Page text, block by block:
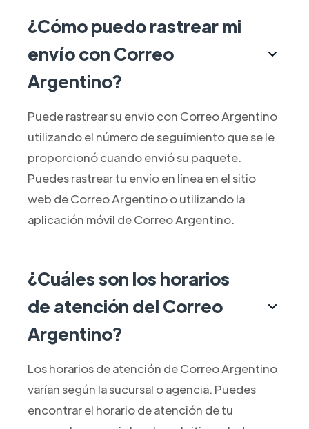
¿Cómo puedo rastrear mi
envío con Correo
Argentino?
Puede rastrear su envío con Correo Argentino
utilizando el número de seguimiento que se le
proporcionó cuando envió su paquete.
Puedes rastrear tu envío en línea en el sitio
web de Correo Argentino o utilizando la
aplicación móvil de Correo Argentino.
¿Cuáles son los horarios
de atención del Correo
Argentino?
Los horarios de atención de Correo Argentino
varían según la sucursal o agencia. Puedes
encontrar el horario de atención de tu